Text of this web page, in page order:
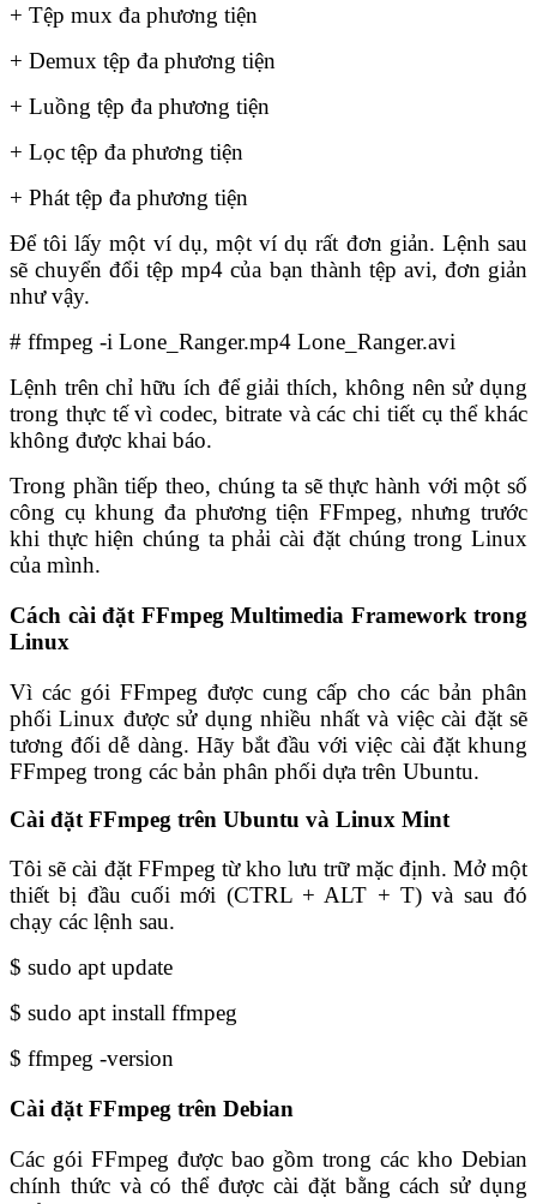
+ Tệp mux đa phương tiện
+ Demux tệp đa phương tiện
+ Luồng tệp đa phương tiện
+ Lọc tệp đa phương tiện
+ Phát tệp đa phương tiện
Để tôi lấy một ví dụ, một ví dụ rất đơn giản. Lệnh sau
sẽ chuyển đổi tệp mp4 của bạn thành tệp avi, đơn giản
như vậy.
# ffmpeg -i Lone_Ranger.mp4 Lone_Ranger.avi
Lệnh trên chỉ hữu ích để giải thích, không nên sử dụng
trong thực tế vì codec, bitrate và các chi tiết cụ thể khác
không được khai báo.
Trong phần tiếp theo, chúng ta sẽ thực hành với một số
công cụ khung đa phương tiện FFmpeg, nhưng trước
khi thực hiện chúng ta phải cài đặt chúng trong Linux
của mình.
Cách cài đặt FFmpeg Multimedia Framework trong
Linux
Vì các gói FFmpeg được cung cấp cho các bản phân
phối Linux được sử dụng nhiều nhất và việc cài đặt sẽ
tương đối dễ dàng. Hãy bắt đầu với việc cài đặt khung
FFmpeg trong các bản phân phối dựa trên Ubuntu.
Cài đặt FFmpeg trên Ubuntu và Linux Mint
Tôi sẽ cài đặt FFmpeg từ kho lưu trữ mặc định. Mở một
thiết bị đầu cuối mới (CTRL + ALT + T) và sau đó
chạy các lệnh sau.
$ sudo apt update
$ sudo apt install ffmpeg
$ ffmpeg -version
Cài đặt FFmpeg trên Debian
Các gói FFmpeg được bao gồm trong các kho Debian
chính thức và có thể được cài đặt bằng cách sử dụng